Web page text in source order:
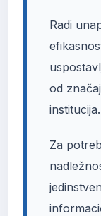
Radi
od
institucija.
Za